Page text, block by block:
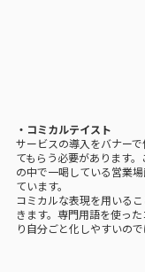
・コミカルテイスト
サービスの導入をバナー
てもらう必要があります
の中で一喝している営業
ています。
コミカルな表現を用いる
きます。専門用語を使っ
り自分ごと化しやすいので